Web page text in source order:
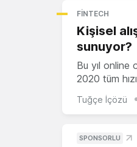
FINTECH
Kişisel
sunuyor?
Bu yıl online
2020 tüm
Tuğçe İçözü
SPONSORLU